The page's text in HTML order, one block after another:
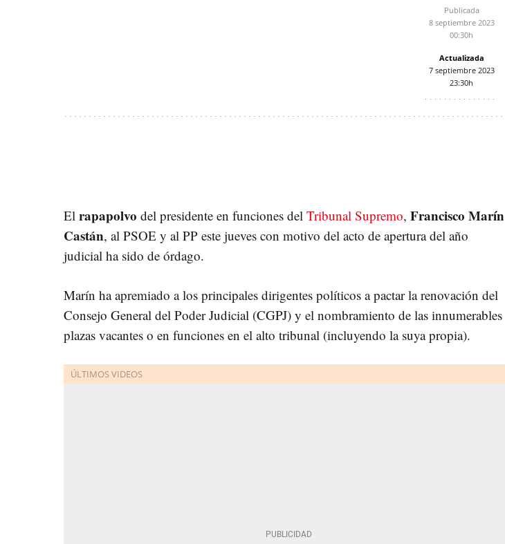
Publicada
8 septiembre 2023
00:30h
Actualizada
7 septiembre 2023
23:30h
El rapapolvo del presidente en funciones del Tribunal Supremo, Francisco Marín
Castán, al PSOE y al PP este jueves con motivo del acto de apertura del año
judicial ha sido de órdago.
Marín ha apremiado a los principales dirigentes políticos a pactar la renovación del
Consejo General del Poder Judicial (CGPJ) y el nombramiento de las innumerables
plazas vacantes o en funciones en el alto tribunal (incluyendo la suya propia).